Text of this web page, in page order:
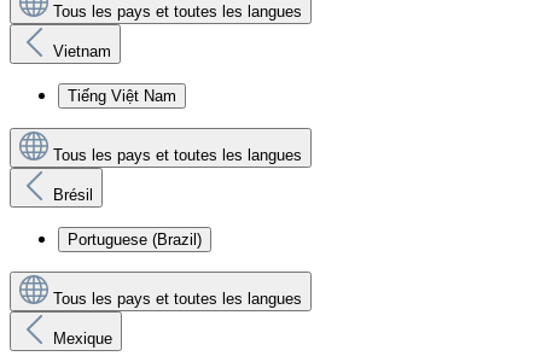
Tous les pays et toutes les langues
Vietnam
Tiếng Việt Nam
Tous les pays et toutes les langues
Brésil
Portuguese (Brazil)
Tous les pays et toutes les langues
Mexique